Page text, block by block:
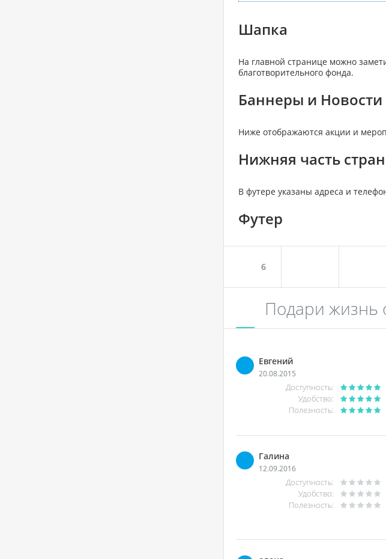
Шапка
На главной странице можно
благотворительного фонда.
Баннеры и Новости
Ниже отображаются акции и
Нижняя часть
В футере указаны адреса и
Футер
6
Подари жизнь
Евгений
20.08.2015
Доступность:
Удобство:
Полезность:
Галина
12.09.2016
Доступность:
Удобство:
Полезность: